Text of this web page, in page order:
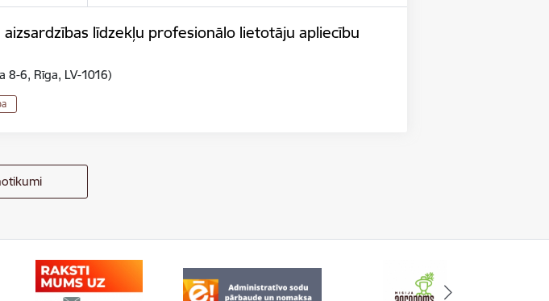
līdzekļu profesionālo lietotāju apliecību
8-6, Rīga, LV-1016)